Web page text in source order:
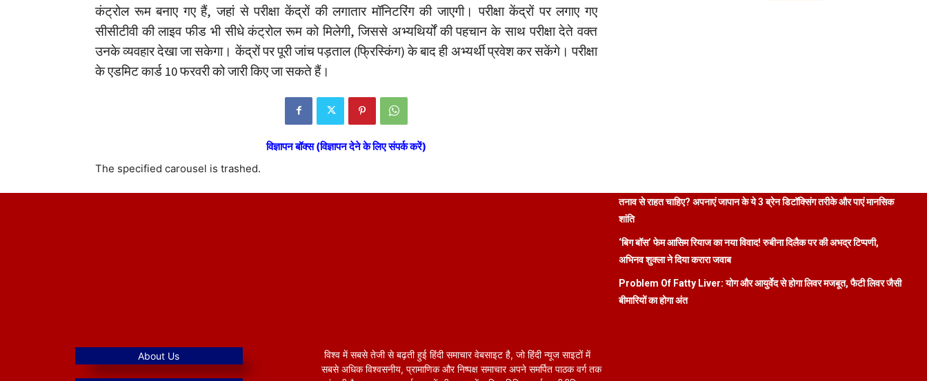
कंट्रोल रूम बनाए गए हैं, जहां से परीक्षा केंद्रों की लगातार मॉनिटरिंग की जाएगी। परीक्षा केंद्रों पर लगाए गए
सीसीटीवी की लाइव फीड भी सीधे कंट्रोल रूम को मिलेगी, जिससे अभ्यथिर्यों की पहचान के साथ परीक्षा देते वक्त
उनके व्यवहार देखा जा सकेगा। केंद्रों पर पूरी जांच पड़ताल (फ्रिस्किंग) के बाद ही अभ्यर्थी प्रवेश कर सकेंगे। परीक्षा
के एडमिट कार्ड 10 फरवरी को जारी किए जा सकते हैं।
विज्ञापन बॉक्स (विज्ञापन देने के लिए संपर्क करें)
The specified carousel is trashed.
तनाव से राहत चाहिए? अपनाएं जापान के ये 3 ब्रेन डिटॉक्सिंग तरीके और पाएं मानसिक
शांति
‘बिग बॉस’ फेम आसिम रियाज का नया विवाद! रुबीना दिलैक पर की अभद्र टिप्पणी,
अभिनव शुक्ला ने दिया करारा जवाब
Problem Of Fatty Liver: योग और आयुर्वेद से होगा लिवर मजबूत, फैटी लिवर जैसी
बीमारियों का होगा अंत
विश्व में सबसे तेजी से बढ़ती हुई हिंदी समाचार वेबसाइट है, जो हिंदी न्यूज साइटों में
सबसे अधिक विश्वसनीय, प्रामाणिक और निष्पक्ष समाचार अपने समर्पित पाठक वर्ग तक